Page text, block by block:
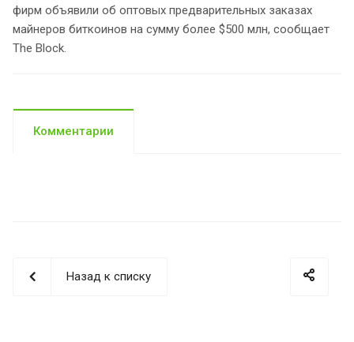
фирм объявили об оптовых предварительных заказах
майнеров биткоинов на сумму более $500 млн, сообщает
The Block.
Комментарии
Назад к списку